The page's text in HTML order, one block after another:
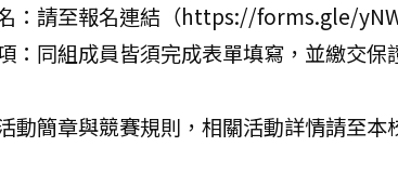
名：請至報名連結（https://forms.gle/
項：同組成員皆須完成表單填寫，並繳交
動簡章與競賽規則，相關活動詳情請至